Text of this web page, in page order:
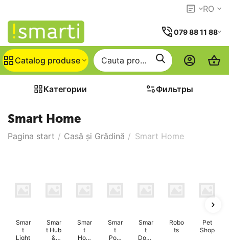
RO
079 88 11 88
Catalog produse
Категории Фильтры
Smart Home
Pagina start / Casă și Grădină / Smart Home
Smar
t
Light
Smar
t Hub
&
Smar
t
Hom
Smar
t
Pow
Smar
t
Doorl
Robo
ts
Pet
Shop